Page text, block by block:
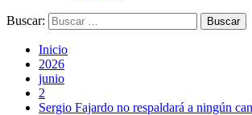
Buscar:
Inicio
2026
junio
2
Sergio Fajardo no respaldará a ningún